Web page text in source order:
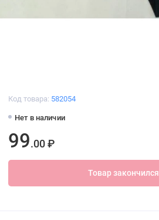
Код товара: 582054
Нет в наличии
99.00 ₽
Товар закончился